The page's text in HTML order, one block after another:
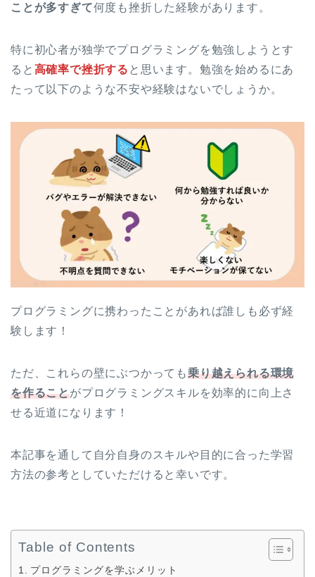
ことが多すぎて何度も挫折した経験があります。
特に初心者が独学でプログラミングを勉強しようとす
ると 高確率で挫折する と思います。勉強を始めるにあ
たって以下のような不安や経験はないでしょうか。
プログラミングに携わったことがあれば誰しも必ず経
験します！
ただ、これらの壁にぶつかっても乗り越えられる環境
を作ることがプログラミングスキルを効率的に向上さ
せる近道になります！
本記事を通して自分自身のスキルや目的に合った学習
方法の参考としていただけると幸いです。
Table of Contents
プログラミングを学ぶメリット